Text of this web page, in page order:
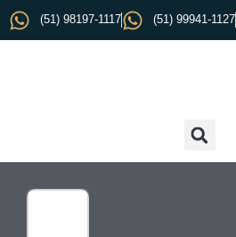
(51) 98197-1117 (51) 99941-1127